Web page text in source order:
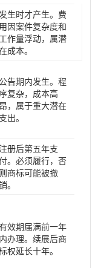
发生时才产生。费
用因案件复杂度和
工作量浮动，属潜
成本。
公告期内发生。程
序复杂，成本高
昂，属于重大潜在
支出。
注册后第五年支
。必须履行，否
则商标可能被撤
。
效期届满前一年
内办理。续展后商
权延长十年。